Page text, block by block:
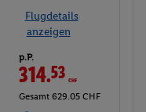
Flugdetails
anzeigen
p.P.
314.53CHF
Gesamt 629.05 CHF